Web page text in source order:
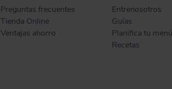
Preguntas frecuentes
Tienda Online
Ventajas ahorro
Entrenosotros
Guías
Planifica tu menú
Recetas